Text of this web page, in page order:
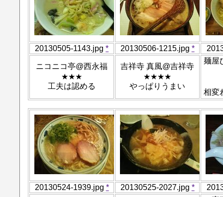
20130505-1143.jpg* 20130506-1215.jpg *
ニコニコ亭@西永福
★★★
工夫は認める
吉祥寺 真風@吉祥寺
★★★★
やっぱりうまい
麺屋
相変
20130524-1939.jpg * 20130525-2027.jpg *